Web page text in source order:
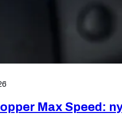
Max Speed: